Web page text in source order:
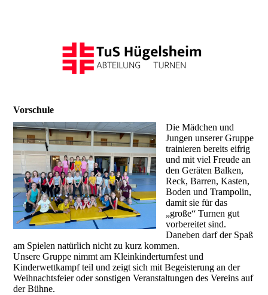
Vorschule
Die Mädchen und
Jungen unserer Gruppe
trainieren bereits eifrig
und mit viel Freude an
den Geräten Balken,
Reck, Barren, Kasten,
Boden und Trampolin,
damit sie für das
„große“ Turnen gut
vorbereitet sind.
Daneben darf der Spaß
am Spielen natürlich nicht zu kurz kommen.
Unsere Gruppe nimmt am Kleinkinderturnfest und
Kinderwettkampf teil und zeigt sich mit Begeisterung an der
Weihnachtsfeier oder sonstigen Veranstaltungen des Vereins auf
der Bühne.